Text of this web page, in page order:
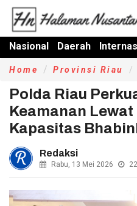
Nasional Daerah
Home Provinsi Riau
Polda Riau
Keamanan
Kapasitas
Redaksi
Rabu, 13 Mei 2026